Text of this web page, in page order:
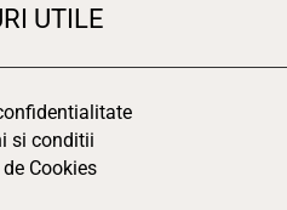
UTILE
si conditii
Cookies